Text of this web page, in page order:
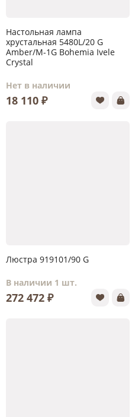
Настольная лампа
хрустальная 5480L/20 G
Amber/M-1G Bohemia Ivele
Crystal
Нет в наличии
18 110 ₽
Люстра 919101/90 G
В наличии 1 шт.
272 472 ₽